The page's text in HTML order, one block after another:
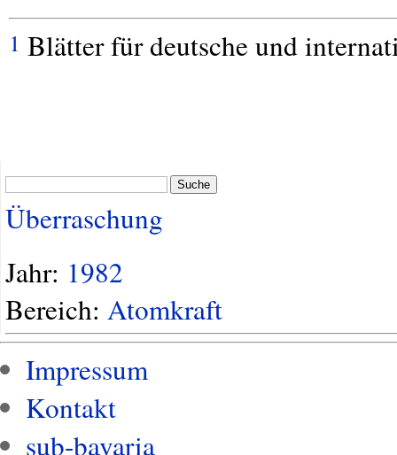
1 Blätter für deutsche und
Suche
Überraschung
Jahr: 1982
Bereich: Atomkraft
Impressum
Kontakt
sub-bavaria